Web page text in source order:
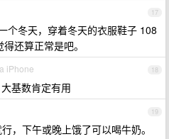
17
个冬天，穿着冬天的衣服鞋子 108
还算正常是吧。
18
iPhone
基数肯定有用
19
，下午或晚上饿了可以喝牛奶。